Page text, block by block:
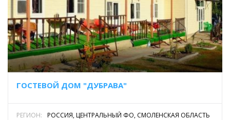
ГОСТЕВОЙ ДОМ "ДУБРАВА"
РЕГИОН: РОССИЯ, ЦЕНТРАЛЬНЫЙ ФО, СМОЛЕНСКАЯ ОБЛАСТЬ